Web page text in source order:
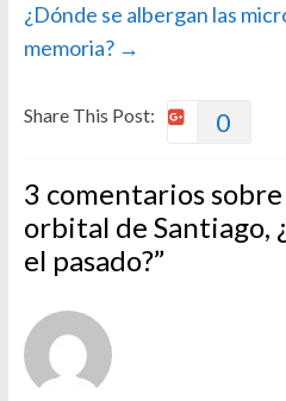
¿Dónde se albergan las
memoria? →
Share This Post: 0
3 comentarios sobre
orbital de Santiago,
el pasado?”